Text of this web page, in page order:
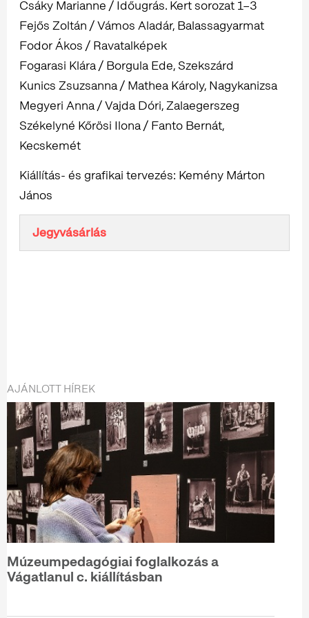
Csáky Marianne / Időugrás. Kert sorozat 1–3
Fejős Zoltán / Vámos Aladár, Balassagyarmat
Fodor Ákos / Ravatalképek
Fogarasi Klára / Borgula Ede, Szekszárd
Kunics Zsuzsanna / Mathea Károly, Nagykanizsa
Megyeri Anna / Vajda Dóri, Zalaegerszeg
Székelyné Kőrösi Ilona / Fanto Bernát,
Kecskemét
Kiállítás- és grafikai tervezés: Kemény Márton
János
Jegyvásárlás
AJÁNLOTT HÍREK
Múzeumpedagógiai foglalkozás a
Vágatlanul c. kiállításban